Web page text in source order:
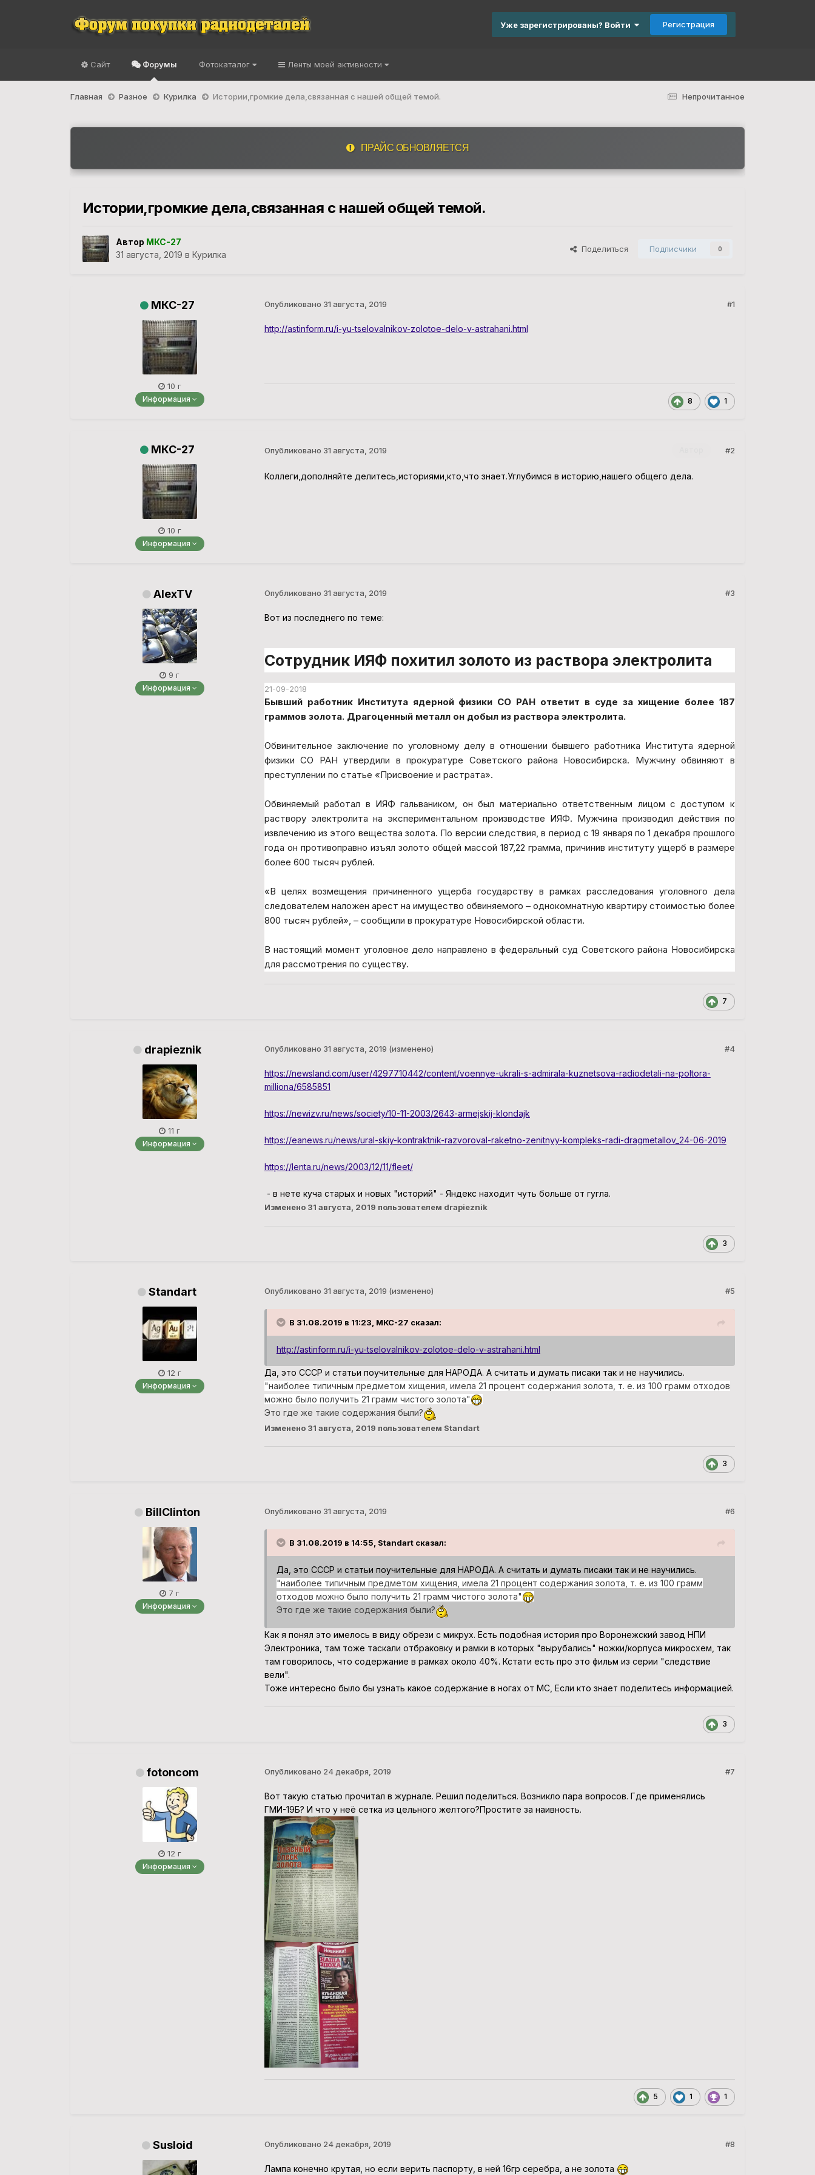
Уже зарегистрированы? Войти Регистрация
Сайт Форумы Фотокаталог Ленты моей активности
Непрочитанное
Главная Разное Курилка Истории,громкие дела,связанная с нашей общей темой.
ПРАЙС ОБНОВЛЯЕТСЯ
Истории,громкие дела,связанная с нашей общей темой.
Автор МКС-27
31 августа, 2019 в Курилка
Поделиться Подписчики 0
МКС-27
10 г
Информация
#1
Опубликовано 31 августа, 2019
http://astinform.ru/i-yu-tselovalnikov-zolotoe-delo-v-astrahani.html
8 1
МКС-27
10 г
Информация
#2
Опубликовано 31 августа, 2019
Коллеги,дополняйте делитесь,историями,кто,что знает.Углубимся в историю,нашего общего дела.
AlexTV
9 г
Информация
#3
Опубликовано 31 августа, 2019
Вот из последнего по теме:
Сотрудник ИЯФ похитил золото из раствора электролита
21-09-2018
Бывший работник Института ядерной физики СО РАН ответит в суде за хищение более 187
граммов золота. Драгоценный металл он добыл из раствора электролита.
Обвинительное заключение по уголовному делу в отношении бывшего работника Института ядерной
физики СО РАН утвердили в прокуратуре Советского района Новосибирска. Мужчину обвиняют в
преступлении по статье «Присвоение и растрата».
Обвиняемый работал в ИЯФ гальваником, он был материально ответственным лицом с доступом к
раствору электролита на экспериментальном производстве ИЯФ. Мужчина производил действия по
извлечению из этого вещества золота. По версии следствия, в период с 19 января по 1 декабря прошлого
года он противоправно изъял золото общей массой 187,22 грамма, причинив институту ущерб в размере
более 600 тысяч рублей.
«В целях возмещения причиненного ущерба государству в рамках расследования уголовного дела
следователем наложен арест на имущество обвиняемого – однокомнатную квартиру стоимостью более
800 тысяч рублей», – сообщили в прокуратуре Новосибирской области.
В настоящий момент уголовное дело направлено в федеральный суд Советского района Новосибирска
для рассмотрения по существу.
7
drapieznik
11 г
Информация
#4
Опубликовано 31 августа, 2019 (изменено)
https://newsland.com/user/4297710442/content/voennye-ukrali-s-admirala-kuznetsova-radiodetali-na-poltora-
milliona/6585851
https://newizv.ru/news/society/10-11-2003/2643-armejskij-klondajk
https://eanews.ru/news/ural-skiy-kontraktnik-razvoroval-raketno-zenitnyy-kompleks-radi-dragmetallov_24-06-2019
https://lenta.ru/news/2003/12/11/fleet/
- в нете куча старых и новых "историй" - Яндекс находит чуть больше от гугла.
Изменено 31 августа, 2019 пользователем drapieznik
3
Standart
12 г
Информация
#5
Опубликовано 31 августа, 2019 (изменено)
В 31.08.2019 в 11:23, МКС-27 сказал:
http://astinform.ru/i-yu-tselovalnikov-zolotoe-delo-v-astrahani.html
Да, это СССР и статьи поучительные для НАРОДА. А считать и думать писаки так и не научились.
"наиболее типичным предметом хищения, имела 21 процент содержания золота, т. е. из 100 грамм отходов
можно было получить 21 грамм чистого золота"
Это где же такие содержания были?
Изменено 31 августа, 2019 пользователем Standart
3
BillClinton
7 г
Информация
#6
Опубликовано 31 августа, 2019
В 31.08.2019 в 14:55, Standart сказал:
Да, это СССР и статьи поучительные для НАРОДА. А считать и думать писаки так и не научились.
"наиболее типичным предметом хищения, имела 21 процент содержания золота, т. е. из 100 грамм
отходов можно было получить 21 грамм чистого золота"
Это где же такие содержания были?
Как я понял это имелось в виду обрези с микрух. Есть подобная история про Воронежский завод НПИ
Электроника, там тоже таскали отбраковку и рамки в которых "вырубались" ножки/корпуса микросхем, так
там говорилось, что содержание в рамках около 40%. Кстати есть про это фильм из серии "следствие
вели".
Тоже интересно было бы узнать какое содержание в ногах от МС, Если кто знает поделитесь информацией.
3
fotoncom
12 г
Информация
#7
Опубликовано 24 декабря, 2019
Вот такую статью прочитал в журнале. Решил поделиться. Возникло пара вопросов. Где применялись
ГМИ-19Б? И что у неё сетка из цельного желтого?Простите за наивность.
5 1 1
Susloid #8
Опубликовано 24 декабря, 2019
Лампа конечно крутая, но если верить паспорту, в ней 16гр серебра, а не золота